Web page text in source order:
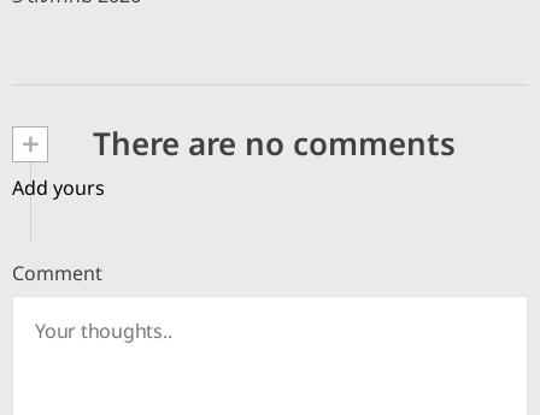
+ There are no comments
Add yours
Comment